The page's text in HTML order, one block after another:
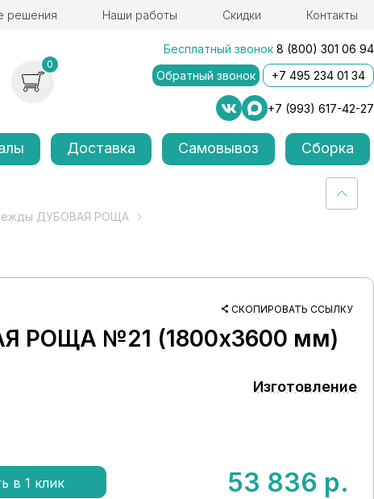
решения Наши работы Скидки Контакты
0
Бесплатный звонок 8 (800) 301 06 94
Обратный звонок
+7 495 234 01 34
+7 (993) 617-42-27
Доставка Самовывоз Сборка
ДУБОВАЯ РОЩА
СКОПИРОВАТЬ ССЫЛКУ
РОЩА №21 (1800х3600 мм)
Изготовление
53 836 р.
в 1 клик